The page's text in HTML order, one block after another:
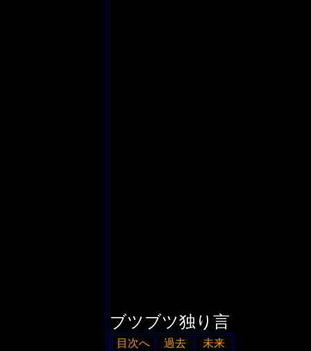
ブツブツ独り言
目次へ 過去 未来